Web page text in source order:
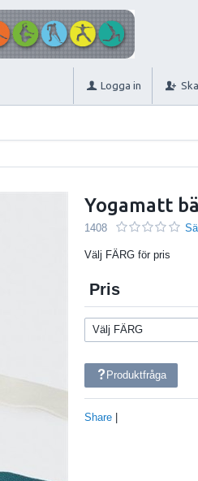
Logga in
Yogamatt
1408
Välj FÄRG för pris
Pris
Produktfråga
Share |